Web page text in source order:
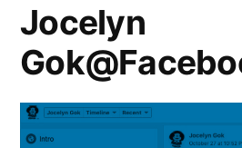
Jocelyn